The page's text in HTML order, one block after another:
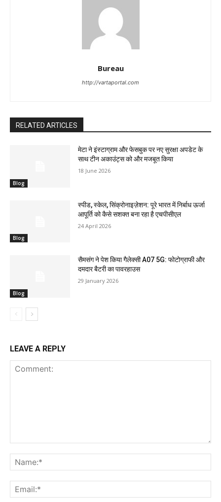
Bureau
http://vartaportal.com
RELATED ARTICLES
Blog
मेटा ने इंस्टाग्राम और फेसबुक पर नए सुरक्षा अपडेट के
साथ टीन अकाउंट्स को और मजबूत किया
18 June 2026
Blog
स्पीड, स्केल, सिंक्रोनाइज़ेशन: पूरे भारत में निर्बाध ऊर्जा
आपूर्ति को कैसे सशक्त बना रहा है एचपीसीएल
24 April 2026
Blog
सैमसंग ने पेश किया गैलेक्सी A07 5G: फोटोग्राफी और
दमदार बैटरी का पावरहाउस
29 January 2026
LEAVE A REPLY